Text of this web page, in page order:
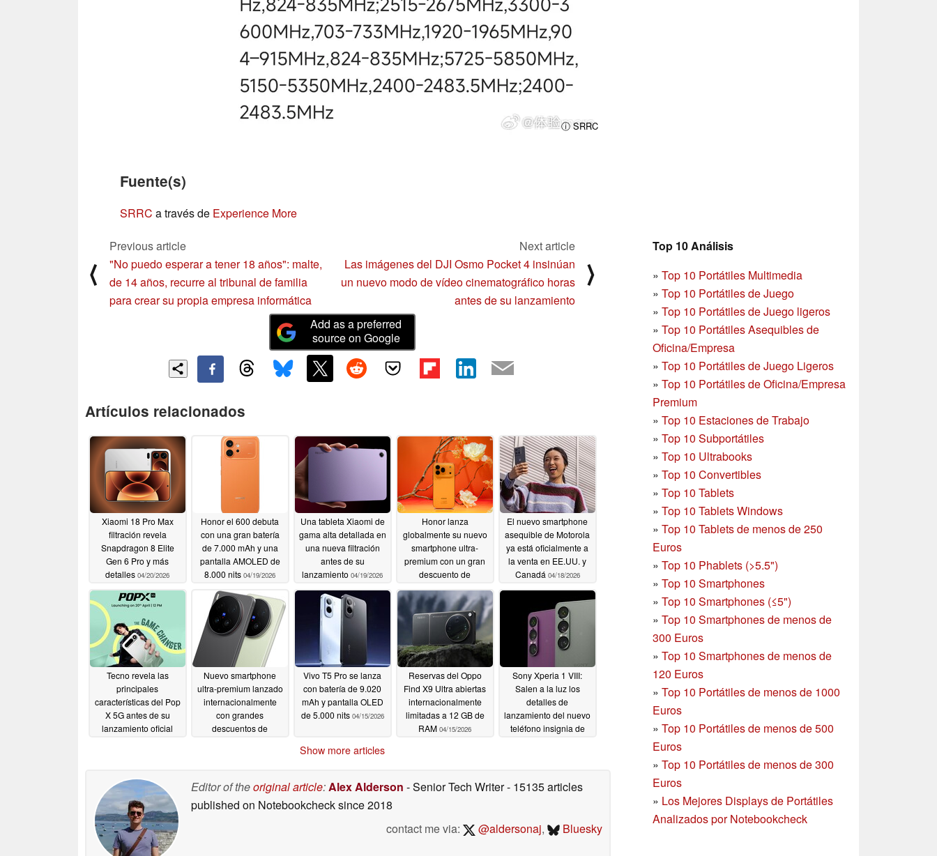
ⓘ SRRC
Fuente(s)
SRRC a través de Experience More
Top 10 Análisis
» Top 10 Portátiles Multimedia
» Top 10 Portátiles de Juego
» Top 10 Portátiles de Juego ligeros
» Top 10 Portátiles Asequibles de
Oficina/Empresa
» Top 10 Portátiles de Juego Ligeros
» Top 10 Portátiles de Oficina/Empresa
Premium
» Top 10 Estaciones de Trabajo
» Top 10 Subportátiles
» Top 10 Ultrabooks
» Top 10 Convertibles
» Top 10 Tablets
» Top 10 Tablets Windows
» Top 10 Tablets de menos de 250
Euros
» Top 10 Phablets (>5.5")
» Top 10 Smartphones
» Top 10 Smartphones (≤5")
» Top 10 Smartphones de menos de
300 Euros
» Top 10 Smartphonesde menos de
120 Euros
» Top 10 Portátiles de menos de 1000
Euros
» Top 10 Portátiles de menos de 500
Euros
» Top 10 Portátiles de menos de 300
Euros
» Los Mejores Displays de Portátiles
Analizados por Notebookcheck
⟨
Previous article
"No puedo esperar a tener 18 años": malte,
de 14 años, recurre al tribunal de familia
para crear su propia empresa informática
Next article
Las imágenes del DJI Osmo Pocket 4 insinúan
un nuevo modo de vídeo cinematográfico horas
antes de su lanzamiento
⟩
Add as a preferred
source on Google
Artículos relacionados
Xiaomi 18 Pro Max
filtración revela
Snapdragon 8 Elite
Gen 6 Pro y más
detalles 04/20/2026
Honor el 600 debuta
con una gran batería
de 7.000 mAh y una
pantalla AMOLED de
8.000 nits 04/19/2026
Una tableta Xiaomi de
gama alta detallada en
una nueva filtración
antes de su
lanzamiento 04/19/2026
Honor lanza
globalmente su nuevo
smartphone ultra-
premium con un gran
descuento de
04/18/2026
El nuevo smartphone
asequible de Motorola
ya está oficialmente a
la venta en EE.UU. y
Canadá 04/18/2026
Tecno revela las
principales
características del Pop
X 5G antes de su
lanzamiento oficial
Nuevo smartphone
ultra-premium lanzado
internacionalmente
con grandes
descuentos de
Vivo T5 Pro se lanza
con batería de 9.020
mAh y pantalla OLED
de 5.000 nits 04/15/2026
Reservas del Oppo
Find X9 Ultra abiertas
internacionalmente
limitadas a 12 GB de
RAM 04/15/2026
Sony Xperia 1 VIII:
Salen a la luz los
detalles de
lanzamiento del nuevo
teléfono insignia de
Show more articles
Editor of theoriginal article:Alex Alderson - Senior Tech Writer- 15135 articles
published on Notebookchecksince 2018
contact me via:
@aldersonaj, Bluesky